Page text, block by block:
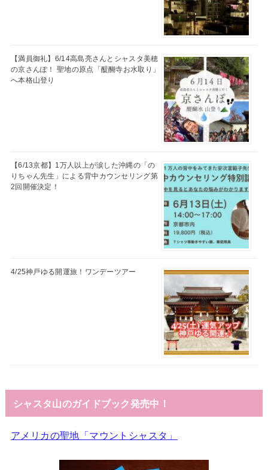
【満員御礼】6/14高島亮さんとシャスタ美穂
の京さんぽ！ 聖地の原点「醍醐寺お水取り」
へ本格山登り
【6/13京都】1万人以上が涙した沖縄の「の
りちゃん先生」による背中カウンセリング第
2回開催決定！
4/25神戸ゆる開運旅！ワンデーツアー
シャスタ山のガイドブック発売中！
アメリカの聖地「マウントシャスタ」